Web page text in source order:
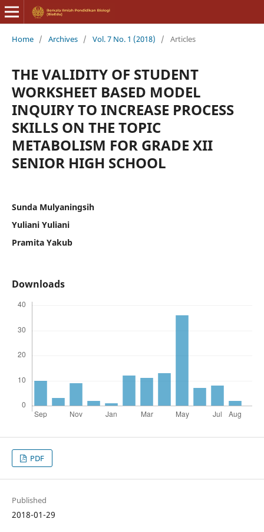
Home / Archives / Vol. 7 No. 1 (2018) / Articles
THE VALIDITY OF STUDENT
WORKSHEET BASED MODEL
INQUIRY TO INCREASE PROCESS
SKILLS ON THE TOPIC
METABOLISM FOR GRADE XII
SENIOR HIGH SCHOOL
Sunda Mulyaningsih
Yuliani Yuliani
Pramita Yakub
Downloads
PDF
Published
2018-01-29